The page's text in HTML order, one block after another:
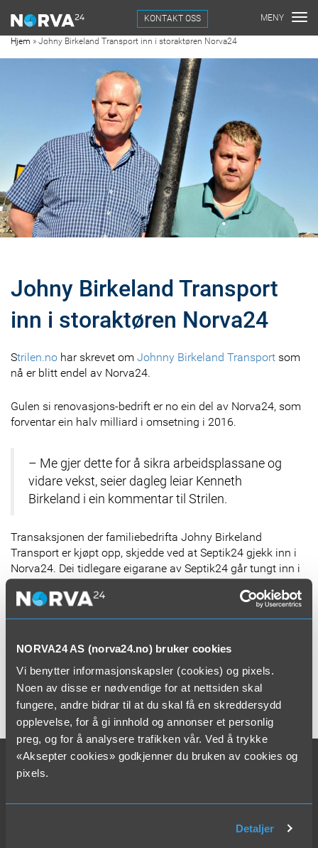
NORVA24 AS (norva24.no) bruker cookies
Vi benytter informasjonskapsler (cookies) og pixels.
Noen av disse er nødvendige for at nettsiden skal
fungere, andre bidrar til at du skal få en skreddersydd
opplevelse, for å gi innhold og annonser et personlig
preg, og for å analysere trafikken vår. Ved å trykke
«Aksepter cookies» godkjenner du bruken av cookies og
pixels.
Detaljer
KONTAKT OSS
Hjem » Johny Birkeland Transport inn i storaktøren Norva24
Johny Birkeland Transport
inn i storaktøren Norva24
Strilen.no har skrevet om Johnny Birkeland Transport som
nå er blitt endel av Norva24.
Gulen si renovasjons-bedrift er no ein del av Norva24, som
forventar ein halv milliard i omsetning i 2016.
– Me gjer dette for å sikra arbeidsplassane og
vidare vekst, seier dagleg leiar Kenneth
Birkeland i ein kommentar til Strilen.
Transaksjonen der familiebedrifta Johny Birkeland
Transport er kjøpt opp, skjedde ved at Septik24 gjekk inn i
Norva24. Dei tidlegare eigarane av Septik24 går tungt inn i
Norva.
– Avtalen var i boks fredag, og eg har per i dag
seier Birkeland.
Planen er å reinvestera delar av midlane i det nye selskapet,
der Gulen-verksemda vert den største private eigaren.
Les hele artikkelen på strilen.no